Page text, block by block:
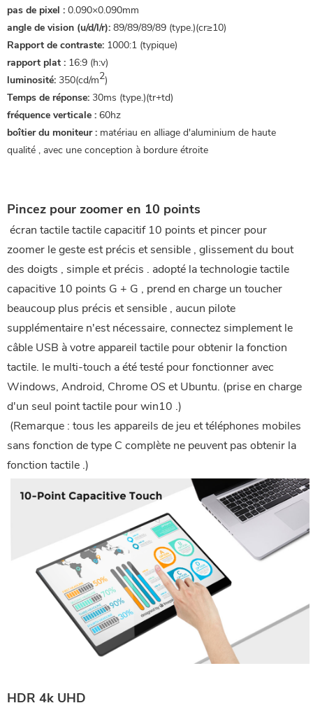
pas de pixel : 0.090×0.090mm
angle de vision (u/d/l/r): 89/89/89/89 (type.)(cr≥10)
Rapport de contraste: 1000:1 (typique)
rapport plat : 16:9 (h:v)
luminosité: 350(cd/m2)
Temps de réponse: 30ms (type.)(tr+td)
fréquence verticale : 60hz
boîtier du moniteur : matériau en alliage d'aluminium de haute
qualité , avec une conception à bordure étroite
Pincez pour zoomer en 10 points
zoomer le geste est précis et sensible , glissement du bout
des doigts , simple et précis . adopté la technologie tactile
capacitive 10 points G + G , prend en charge un toucher
beaucoup plus précis et sensible , aucun pilote
supplémentaire n'est nécessaire, connectez simplement le
câble USB à votre appareil tactile pour obtenir la fonction
tactile. le multi-touch a été testé pour fonctionner avec
Windows, Android, Chrome OS et Ubuntu. (prise en charge
d'un seul point tactile pour win10 .)
sans fonction de type C complète ne peuvent pas obtenir la
fonction tactile .)
HDR 4k UHD